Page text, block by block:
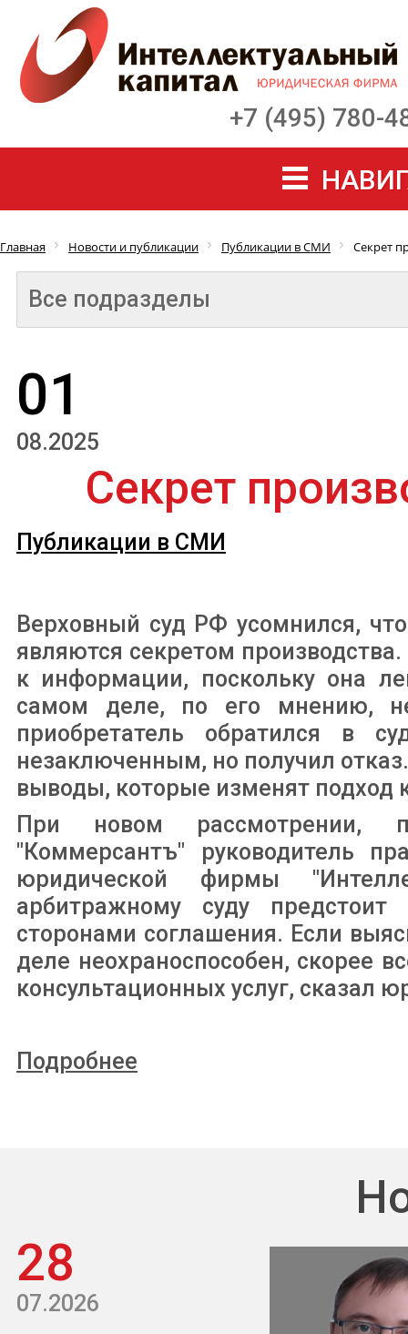
+7 (495) 780-
Главная Новости и публикации Публикации в СМИ Секрет
01
08.2025
Секрет
Публикации в СМИ
Верховный суд РФ усомнился,
являются секретом
к информации, поскольку она
самом деле, по его мнению,
приобретатель обратился в
незаключенным, но получил
выводы, которые изменят подход
При новом рассмотрении,
"Коммерсантъ" руководитель
юридической фирмы
арбитражному суду
сторонами соглашения. Если
деле неохраноспособен, скорее
консультационных услуг, сказал
Подробнее
Все подразделы
28
07.2026